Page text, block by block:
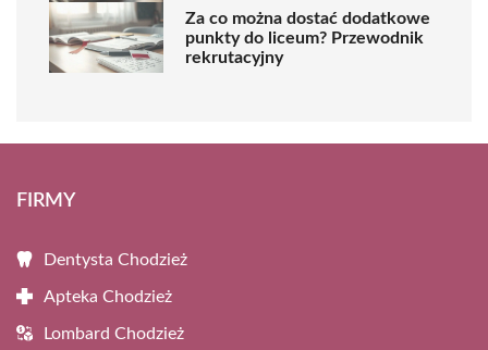
Za co można dostać dodatkowe
punkty do liceum? Przewodnik
rekrutacyjny
FIRMY
Dentysta Chodzież
Apteka Chodzież
Lombard Chodzież